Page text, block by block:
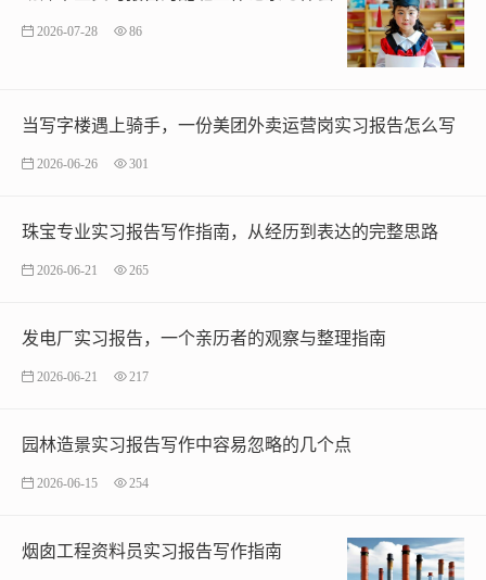
2026-07-28 86
当写字楼遇上骑手，一份美团外卖运营岗实习报告怎么写
2026-06-26 301
珠宝专业实习报告写作指南，从经历到表达的完整思路
2026-06-21 265
发电厂实习报告，一个亲历者的观察与整理指南
2026-06-21 217
园林造景实习报告写作中容易忽略的几个点
2026-06-15 254
烟囱工程资料员实习报告写作指南